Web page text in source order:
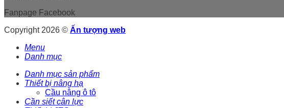
Fanpage Facebook
Copyright 2026 © Ấn tượng web
Menu
Danh mục
Danh mục sản phẩm
Thiết bị nâng hạ
Cầu nâng ô tô
Cần siết cân lực